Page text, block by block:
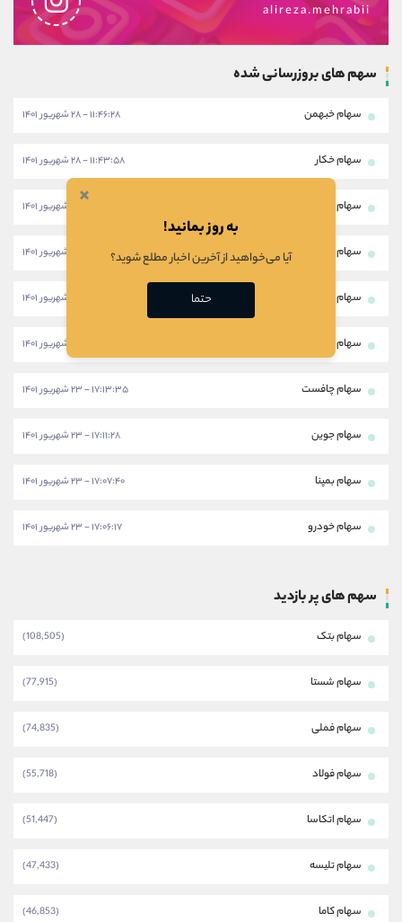
alireza.mehrabii
سهم های بروزرسانی شده
سهام خبهمن ۱۱:۴۶:۲۸ - ۲۸ شهریور ۱۴۰۱
سهام خکار ۱۱:۴۳:۵۸ - ۲۸ شهریور ۱۴۰۱
سهام شرانل
سهام ثبهساز ۱۷:۱۷:۱۸ - ۲۳ شهریور ۱۴۰۱
سهام خپویش
سهام خاهن
سهام چافست ۱۷:۱۳:۳۵ - ۲۳ شهریور ۱۴۰۱
سهام جوین ۱۷:۱۱:۲۸ - ۲۳ شهریور ۱۴۰۱
سهام بمپنا ۱۷:۰۷:۴۰ - ۲۳ شهریور ۱۴۰۱
سهام خودرو ۱۷:۰۶:۱۷ - ۲۳ شهریور ۱۴۰۱
سهم های پر بازدید
سهام بتک (108,505)
سهام شستا (77,915)
سهام فملی (74,835)
سهام فولاد (55,718)
سهام اتکاسا (51,447)
سهام تلیسه (47,433)
سهام کاما (46,853)
×
به روز بمانید!
آیا می‌خواهید از آخرین اخبار مطلع شوید؟
حتما